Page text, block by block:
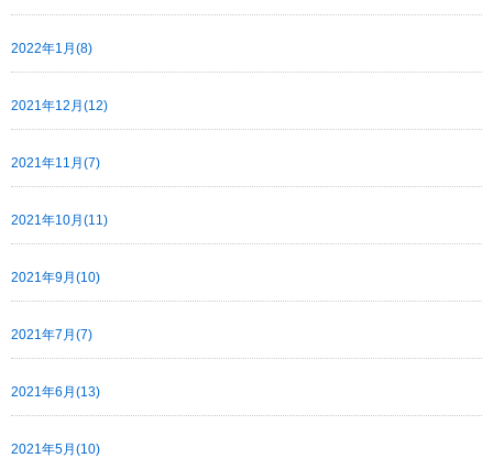
2022年1月(8)
2021年12月(12)
2021年11月(7)
2021年10月(11)
2021年9月(10)
2021年7月(7)
2021年6月(13)
2021年5月(10)